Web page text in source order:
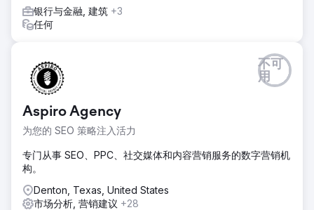
银行与金融, 建筑 +3
任何
Aspiro Agency
为您的 SEO 策略注入活力
不可
用
专门从事 SEO、PPC、社交媒体和内容营销服务的数字营销机
构。
Denton, Texas, United States
市场分析, 营销建议 +28